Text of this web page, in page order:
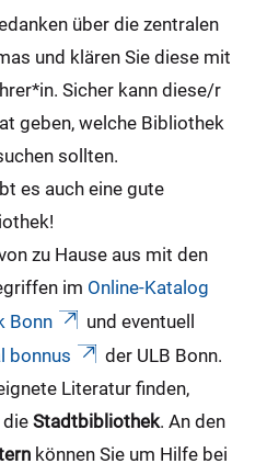
über die zentralen
und klären Sie diese mit
Sicher kann diese/r
geben, welche Bibliothek
sollten.
es auch eine gute
zu Hause aus mit den
im Online-Katalog
Bonn
und eventuell
bonnus
der ULB Bonn.
Literatur finden,
die Stadtbibliothek. An den
können Sie um Hilfe bei